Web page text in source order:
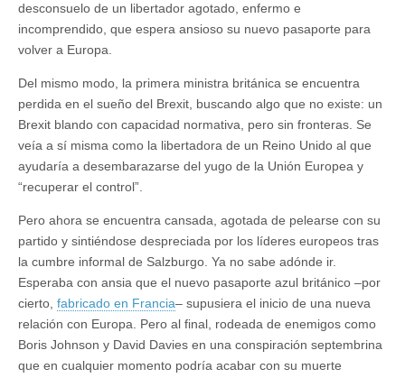
desconsuelo de un libertador agotado, enfermo e
incomprendido, que espera ansioso su nuevo pasaporte para
volver a Europa.
Del mismo modo, la primera ministra británica se encuentra
perdida en el sueño del Brexit, buscando algo que no existe: un
Brexit blando con capacidad normativa, pero sin fronteras. Se
veía a sí misma como la libertadora de un Reino Unido al que
ayudaría a desembarazarse del yugo de la Unión Europea y
“recuperar el control”.
Pero ahora se encuentra cansada, agotada de pelearse con su
partido y sintiéndose despreciada por los líderes europeos tras
la cumbre informal de Salzburgo. Ya no sabe adónde ir.
Esperaba con ansia que el nuevo pasaporte azul británico –por
cierto, fabricado en Francia– supusiera el inicio de una nueva
relación con Europa. Pero al final, rodeada de enemigos como
Boris Johnson y David Davies en una conspiración septembrina
que en cualquier momento podría acabar con su muerte